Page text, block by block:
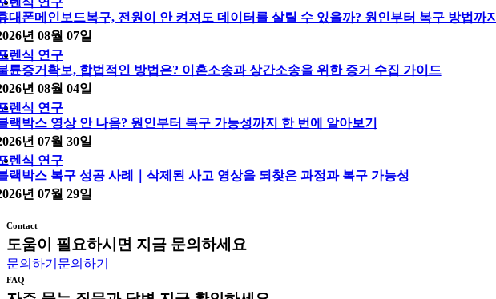
대폰메인보드복구, 전원이 안 켜져도 데이터를 살릴 수 있을까? 원인부터 복구 방법까지
년 08월 07일
렌식 연구
륜증거확보, 합법적인 방법은? 이혼소송과 상간소송을 위한 증거 수집 가이드
년 08월 04일
렌식 연구
랙박스 영상 안 나옴? 원인부터 복구 가능성까지 한 번에 알아보기
년 07월 30일
렌식 연구
랙박스 복구 성공 사례｜삭제된 사고 영상을 되찾은 과정과 복구 가능성
년 07월 29일
Contact
도움이 필요하시면 지금 문의하세요
문의하기 문의하기
FAQ